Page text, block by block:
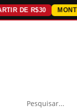
R$30 MONTE O